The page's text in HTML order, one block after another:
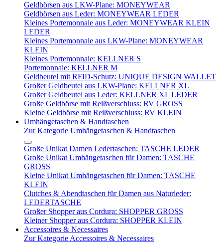
Geldbörsen aus LKW-Plane: MONEYWEAR
Geldbörsen aus Leder: MONEYWEAR LEDER
Kleines Portemonnaie aus Leder: MONEYWEAR KLEIN
LEDER
Kleines Portemonnaie aus LKW-Plane: MONEYWEAR
KLEIN
Kleines Portemonnaie: KELLNER S
Portemonnaie: KELLNER M
Geldbeutel mit RFID-Schutz: UNIQUE DESIGN WALLET
Großer Geldbeutel aus LKW-Plane: KELLNER XL
Großer Geldbeutel aus Leder: KELLNER XL LEDER
Große Geldbörse mit Reißverschluss: RV GROSS
Kleine Geldbörse mit Reißverschluss: RV KLEIN
Umhängetaschen & Handtaschen
Zur Kategorie Umhängetaschen & Handtaschen
Große Unikat Damen Ledertaschen: TASCHE LEDER
Große Unikat Umhängetaschen für Damen: TASCHE
GROSS
Kleine Unikat Umhängetaschen für Damen: TASCHE
KLEIN
Clutches & Abendtaschen für Damen aus Naturleder:
LEDERTASCHE
Großer Shopper aus Cordura: SHOPPER GROSS
Kleiner Shopper aus Cordura: SHOPPER KLEIN
Accessoires & Necessaires
Zur Kategorie Accessoires & Necessaires